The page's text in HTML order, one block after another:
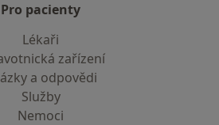
Pro pacienty
Lékaři
zařízení
a odpovědi
Služby
Nemoci